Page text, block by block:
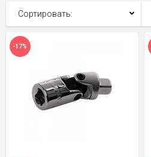
Сортировать:
-17%